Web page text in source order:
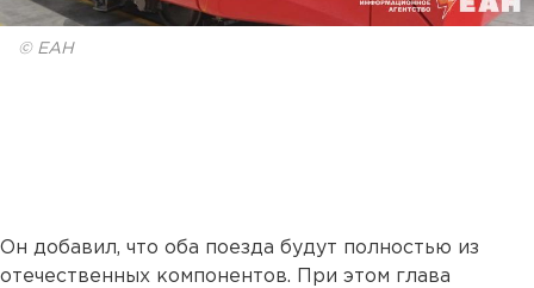
© ЕАН
Он добавил, что оба поезда будут полностью из
отечественных компонентов. При этом глава